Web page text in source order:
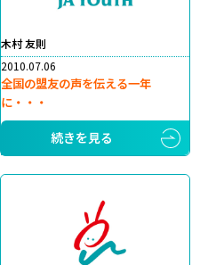
木村 友則
2010.07.06
全国の盟友の声を伝える一年
に・・・
続きを見る